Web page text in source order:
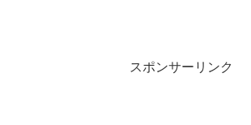
スポンサーリンク